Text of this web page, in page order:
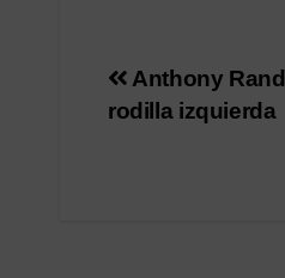
Anthony
rodilla izquierda